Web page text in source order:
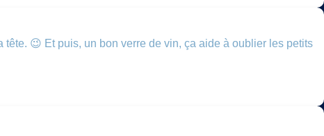
😉 Et puis, un bon verre de vin, ça aide à oublier les petits